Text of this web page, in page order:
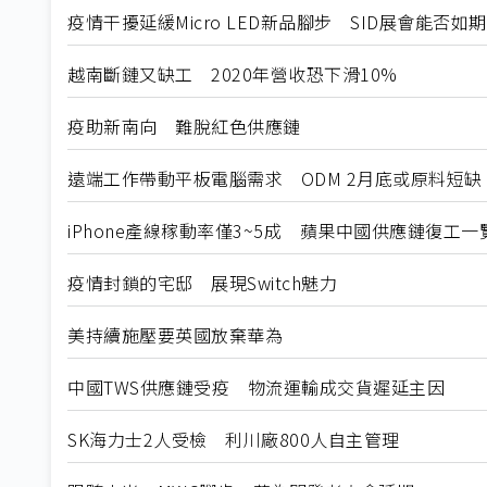
疫情干擾延緩Micro LED新品腳步 SID展會能否如
越南斷鏈又缺工 2020年營收恐下滑10%
疫助新南向 難脫紅色供應鏈
遠端工作帶動平板電腦需求 ODM 2月底或原料短缺
iPhone產線稼動率僅3~5成 蘋果中國供應鏈復工一
疫情封鎖的宅邸 展現Switch魅力
美持續施壓要英國放棄華為
中國TWS供應鏈受疫 物流運輸成交貨遲延主因
SK海力士2人受檢 利川廠800人自主管理